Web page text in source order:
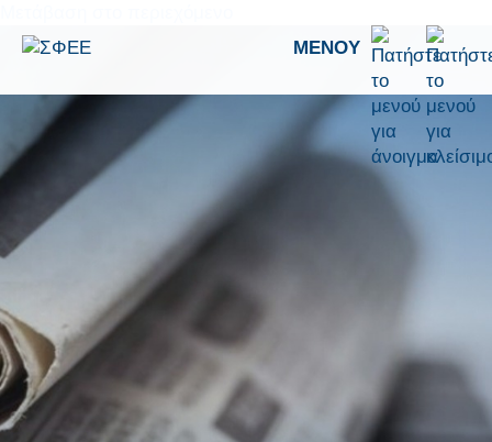
ΜΕΝΟΎ